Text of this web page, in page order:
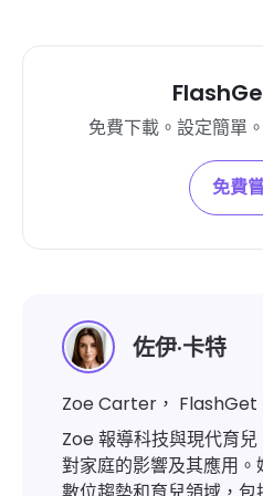
免費下載。設定簡單
免費
佐伊·卡特
Zoe Carter， FlashGet
Zoe 報導科技與現代育
對家庭的影響及其應用。